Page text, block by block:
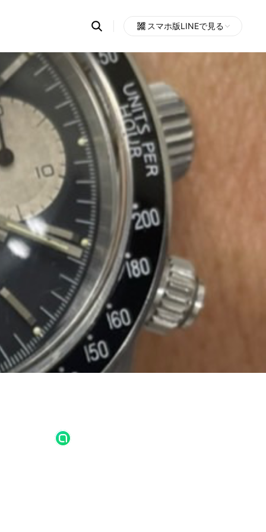
Search
OpenChats
messages
search
area
スマホ版LINEで見る